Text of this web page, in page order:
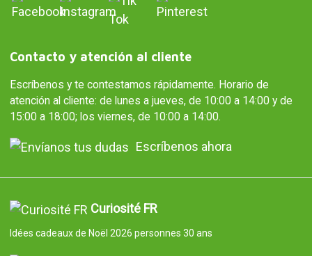
Contacto y atención al cliente
Escríbenos y te contestamos rápidamente. Horario de
atención al cliente: de lunes a jueves, de 10:00 a 14:00 y de
15:00 a 18:00; los viernes, de 10:00 a 14:00.
Escríbenos ahora
Curiosité FR
Idées cadeaux de Noël 2026 personnes 30 ans